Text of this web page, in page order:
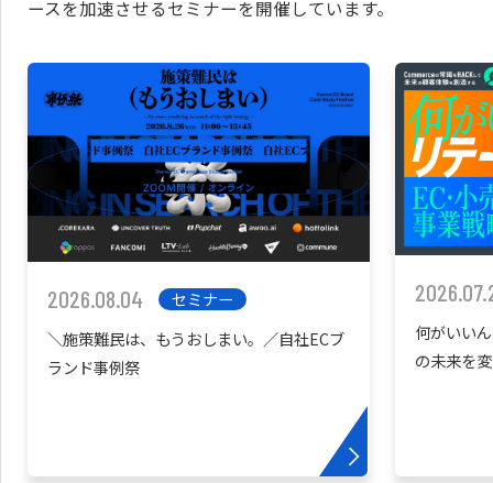
ースを加速させるセミナーを開催しています。
2026.08.04
セミナー
＼施策難民は、もうおしまい。／自社ECブ
ランド事例祭
何がいい
の未来を